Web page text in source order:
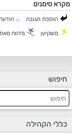
מקרא סימנים
הוספת תגובה ☼
משקיען מדווח
חיפוש
כללי הקהילה